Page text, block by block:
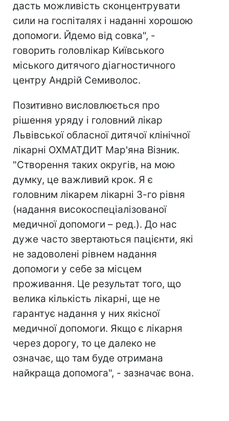
дасть можливість сконцентрувати
сили на госпіталях і наданні хорошою
допомоги. Йдемо від совка", -
говорить головлікар Київського
міського дитячого діагностичного
центру Андрій Семиволос.
Позитивно висловлюється про
рішення уряду і головний лікар
Львівської обласної дитячої клінічної
лікарні ОХМАТДИТ Мар'яна Візник.
"Створення таких округів, на мою
думку, це важливий крок. Я є
головним лікарем лікарні 3-го рівня
(надання високоспеціалізованої
медичної допомоги – ред.). До нас
дуже часто звертаються пацієнти, які
не задоволені рівнем надання
допомоги у себе за місцем
проживання. Це результат того, що
велика кількість лікарні, ще не
гарантує надання у них якісної
медичної допомоги. Якщо є лікарня
через дорогу, то це далеко не
означає, що там буде отримана
найкраща допомога", - зазначає вона.